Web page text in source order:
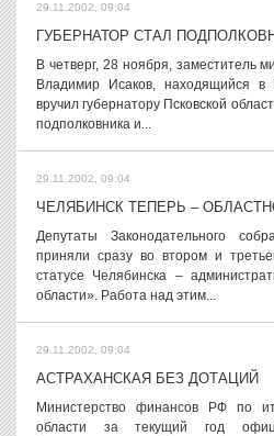
29.11.2002, 09:04
ГУБЕРНАТОР СТАЛ
В четверг, 28 ноября, заместитель
Владимир Исаков, находящийся в
вручил губернатору Псковской
подполковника и...
29.11.2002, 09:04
ЧЕЛЯБИНСК ТЕПЕРЬ –
Депутаты Законодательного
приняли сразу во втором и
статусе Челябинска –
области». Работа над этим...
29.11.2002, 09:04
АСТРАХАНСКАЯ БЕЗ ДОТАЦИЙ
Министерство финансов РФ по
области за текущий год